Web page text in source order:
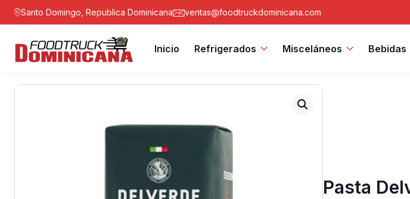
Santo Domingo, Republica Dominicana ventas@foodtruckdominicana.com
Inicio Refrigerados Misceláneos Bebidas
Pasta